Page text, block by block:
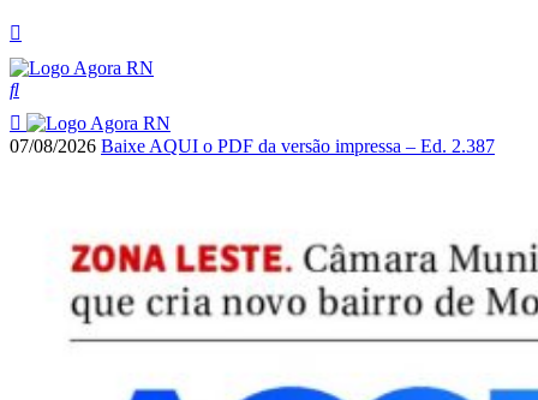
07/08/2026 Baixe AQUI o PDF da versão impressa – Ed. 2.387